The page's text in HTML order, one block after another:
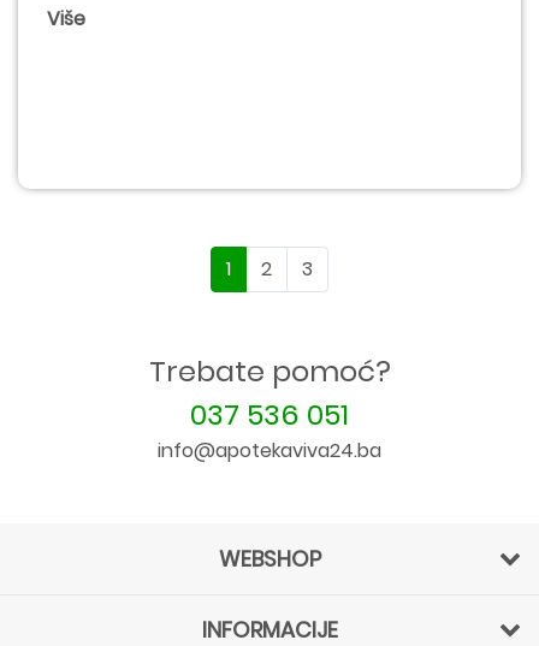
Više
1 2 3
Trebate pomoć?
037 536 051
info@apotekaviva24.ba
WEBSHOP
INFORMACIJE